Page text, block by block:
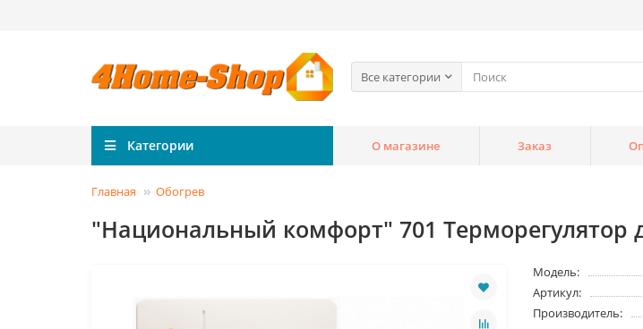
Все категории
Категории О магазине Заказ
Главная Обогрев
"Национальный комфорт" 701 Терморегулятор
Модель:
Артикул:
Производитель: